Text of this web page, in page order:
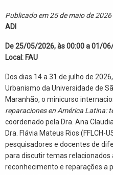
Publicado em 25 de maio de 2026
ADI
De 25/05/2026, às 00:00 a 01/
Local: FAU
Dos dias 14 a 31 de julho de
Urbanismo da Universidade de
Maranhão, o minicurso
reparaciones en América Latina:
coordenado pela Dra. Ana
Dra. Flávia Mateus Rios (FFLCH-
pesquisadores e docentes de
para discutir temas relacionados
reconhecimento e reparações a